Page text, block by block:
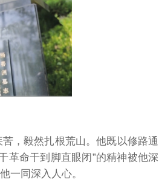
，毅然扎根荒山。他既以修路通
革命干到脚直眼闭”的精神被他深
一同深入人心。